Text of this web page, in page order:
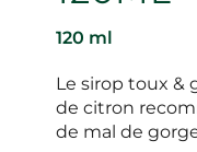
120 ml
Le sirop toux &
de citron
de mal de